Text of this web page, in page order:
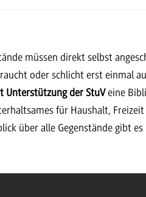
müssen direkt selbst
oder schlicht erst einmal
Unterstützung der StuVeine
für Haushalt,
über alle Gegenstände gibt es